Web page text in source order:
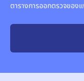
ตารางการออกตรวจของ